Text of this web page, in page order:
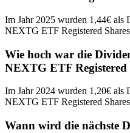
Im Jahr 2025 wurden 1,44€
NEXTG ETF Registered
Wie hoch war die
NEXTG ETF Registered
Im Jahr 2024 wurden 1,20€
NEXTG ETF Registered
Wann wird die nächste